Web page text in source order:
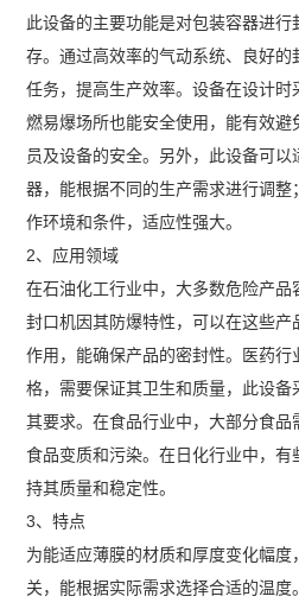
此设备的主要功能是对包装容器进
存。通过高效率的气动系统、良好的
任务，提高生产效率。设备在设计时
燃易爆场所也能安全使用，能有效避
员及设备的安全。另外，此设备可
器，能根据不同的生产需求进行调整
作环境和条件，适应性强大。
2、应用领域
在石油化工行业中，大多数危险产
封口机因其防爆特性，可以在这些
作用，能确保产品的密封性。医药行
格，需要保证其卫生和质量，此设备
其要求。在食品行业中，大部分食品
食品变质和污染。在日化行业中，
持其质量和稳定性。
3、特点
为能适应薄膜的材质和厚度变化幅
关，能根据实际需求选择合适的温度